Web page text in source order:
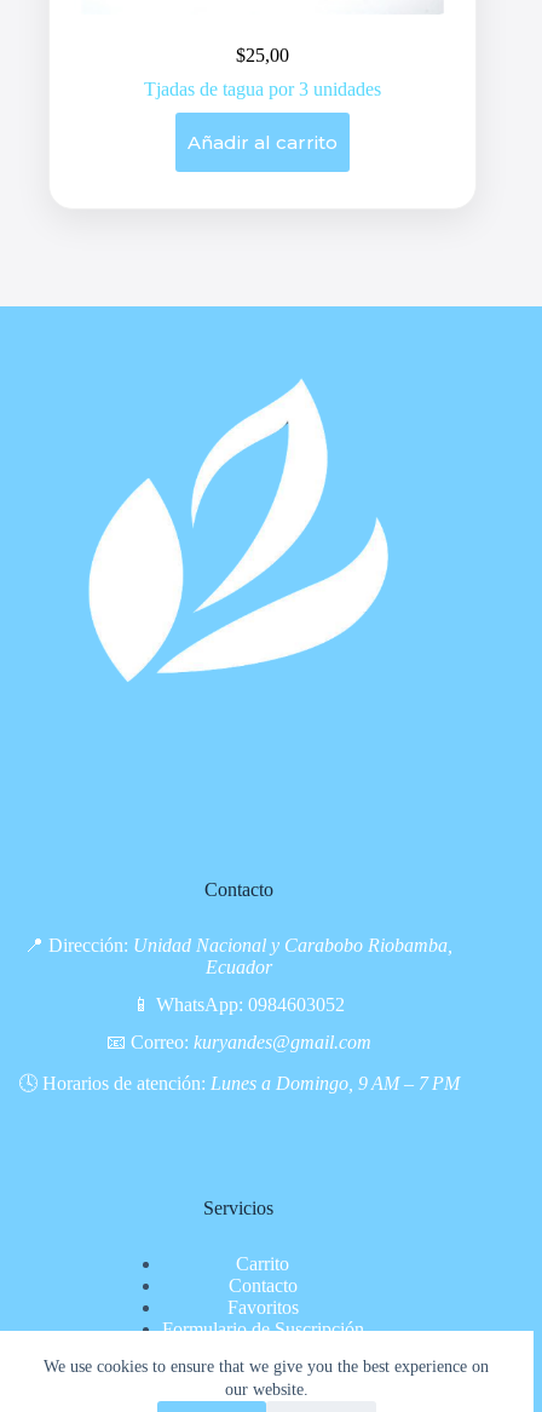
We use cookies to ensure that we give you the best experience on
our website.
$25,00
Tjadas de tagua por 3 unidades
Añadir al carrito
Contacto
📍 Dirección: Unidad Nacional y Carabobo Riobamba,
Ecuador
📱 WhatsApp:0984603052
📧 Correo: kuryandes@gmail.com
🕓 Horarios de atención: Lunes a Domingo, 9 AM – 7 PM
Servicios
Carrito
Contacto
Favoritos
Formulario de Suscripción
Nosotros
Pagina de pago